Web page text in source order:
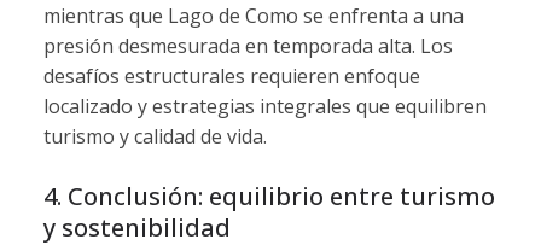
mientras que Lago de Como se enfrenta a una
presión desmesurada en temporada alta. Los
desafíos estructurales requieren enfoque
localizado y estrategias integrales que equilibren
turismo y calidad de vida.
4. Conclusión: equilibrio entre turismo
y sostenibilidad